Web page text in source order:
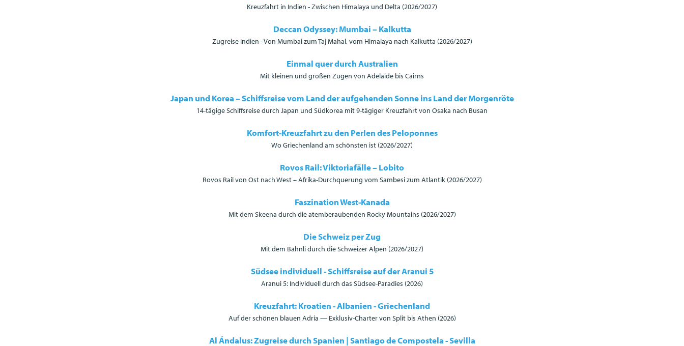
Kreuzfahrt in Indien - Zwischen Himalaya und Delta (2026/2027)
Deccan Odyssey: Mumbai – Kalkutta
Zugreise Indien - Von Mumbai zum Taj Mahal, vom Himalaya nach Kalkutta (2026/2027)
Einmal quer durch Australien
Mit kleinen und großen Zügen von Adelaide bis Cairns
Japan und Korea – Schiffsreise vom Land der aufgehenden Sonne ins Land der Morgenröte
14-tägige Schiffsreise durch Japan und Südkorea mit 9-tägiger Kreuzfahrt von Osaka nach Busan
Komfort-Kreuzfahrt zu den Perlen des Peloponnes
Wo Griechenland am schönsten ist (2026/2027)
Rovos Rail: Viktoriafälle – Lobito
Rovos Rail von Ost nach West – Afrika-Durchquerung vom Sambesi zum Atlantik (2026/2027)
Faszination West-Kanada
Mit dem Skeena durch die atemberaubenden Rocky Mountains (2026/2027)
Die Schweiz per Zug
Mit dem Bähnli durch die Schweizer Alpen (2026/2027)
Südsee individuell - Schiffsreise auf der Aranui 5
Aranui 5: Individuell durch das Südsee-Paradies (2026)
Kreuzfahrt: Kroatien - Albanien - Griechenland
Auf der schönen blauen Adria — Exklusiv-Charter von Split bis Athen (2026)
Al Ándalus: Zugreise durch Spanien | Santiago de Compostela - Sevilla